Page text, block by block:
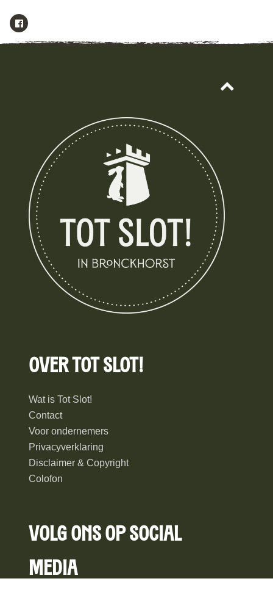
Over Tot Slot!
Wat is Tot Slot!
Contact
Voor ondernemers
Privacyverklaring
Disclaimer & Copyright
Colofon
Volg ons op social
media